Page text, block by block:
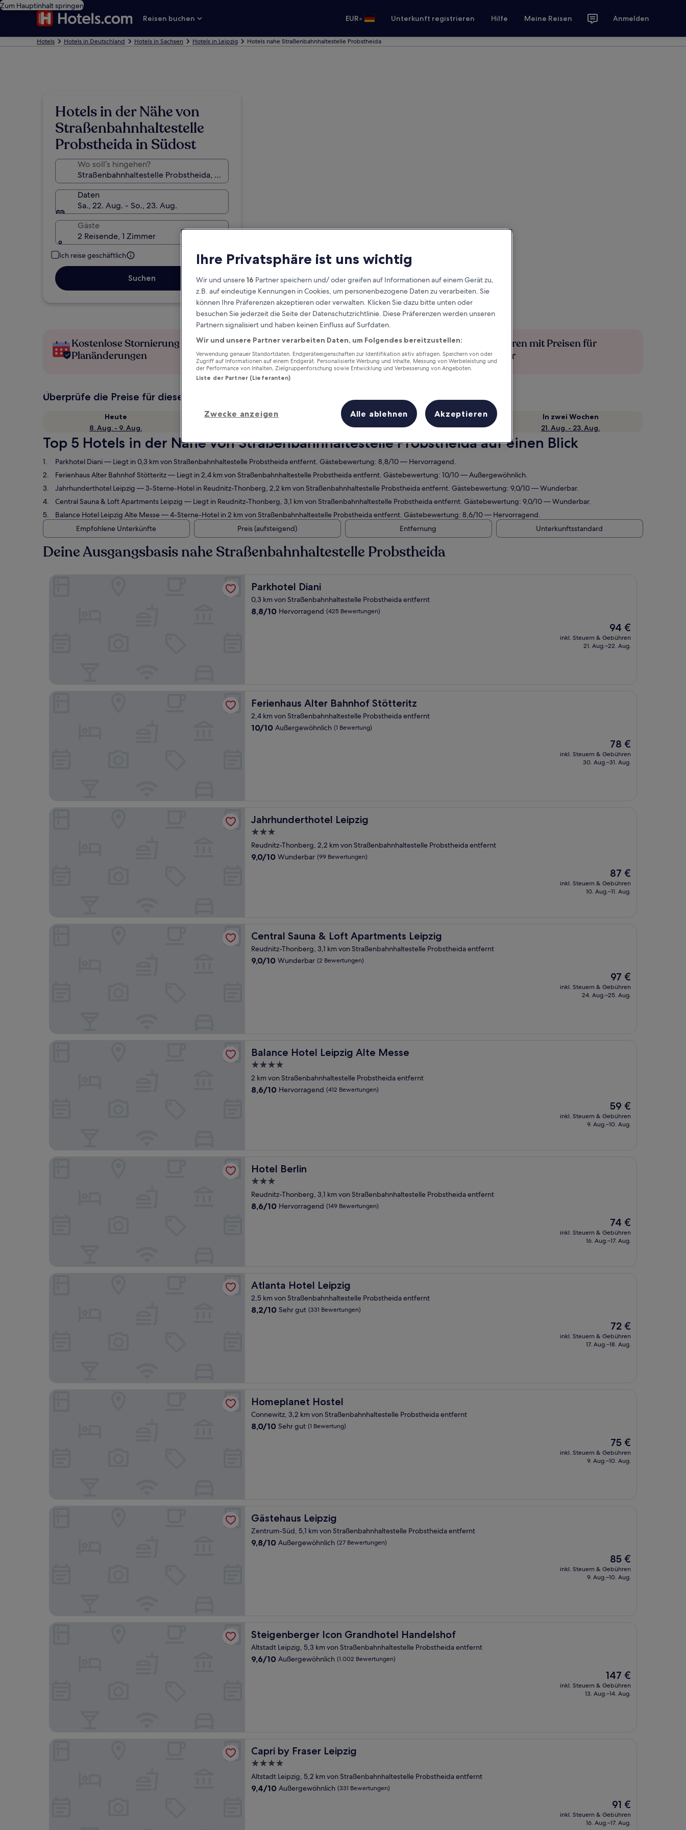
Zum Hauptinhalt springen
Reisen buchen
EUR• Unterkunft registrieren Hilfe Meine Reisen Anmelden
Hotels Hotels in Deutschland Hotels in Sachsen Hotels in Leipzig Hotels nahe Straßenbahnhaltestelle Probstheida
Hotels in der Nähe von
Straßenbahnhaltestelle
Probstheida in Südost
Wo soll’s hingehen?
Daten
Sa., 22. Aug. - So., 23. Aug.
Gäste
2 Reisende, 1 Zimmer
Ich reise geschäftlich
Suchen
Kostenlose Stornierung bei
Planänderungen
Verdiene Prämien für jede
wahrgenommene Übernachtung
Mehr sparen mit Preisen für
Mitglieder
Überprüfe die Preise für diese Daten
Heute
8. Aug. - 9. Aug.
Morgen
Nächstes Wochenende
14. Aug. - 16. Aug.
In zwei Wochen
21. Aug. - 23. Aug.
Top 5 Hotels in der Nähe von Straßenbahnhaltestelle Probstheida auf einen Blick
Parkhotel Diani— Liegt in 0,3 km von Straßenbahnhaltestelle Probstheida entfernt. Gästebewertung: 8,8/10 — Hervorragend.
Ferienhaus Alter Bahnhof Stötteritz— Liegt in 2,4 km von Straßenbahnhaltestelle Probstheida entfernt. Gästebewertung: 10/10 — Außergewöhnlich.
Jahrhunderthotel Leipzig — 3-Sterne-Hotel in Reudnitz-Thonberg, 2,2 km von Straßenbahnhaltestelle Probstheida entfernt. Gästebewertung: 9,0/10 — Wunderbar.
Central Sauna & Loft Apartments Leipzig — Liegt in Reudnitz-Thonberg, 3,1 km von Straßenbahnhaltestelle Probstheida entfernt. Gästebewertung: 9,0/10 — Wunderbar.
Balance Hotel Leipzig Alte Messe— 4-Sterne-Hotel in 2 km von Straßenbahnhaltestelle Probstheida entfernt. Gästebewertung: 8,6/10 — Hervorragend.
Empfohlene Unterkünfte
Preis (aufsteigend) Entfernung Unterkunftsstandard
Deine Ausgangsbasis nahe Straßenbahnhaltestelle Probstheida
Parkhotel Diani
Parkhotel Diani
0,3 km von Straßenbahnhaltestelle Probstheida entfernt
8.8
8,8/10 Hervorragend (425 Bewertungen)
Der
Preis
beträgt
94 €
inkl. Steuern & Gebühren
21. Aug.–22. Aug.
Ferienhaus Alter Bahnhof Stötteritz
Ferienhaus Alter Bahnhof Stötteritz
2,4 km von Straßenbahnhaltestelle Probstheida entfernt
10.0
10/10 Außergewöhnlich (1 Bewertung)
Der
Preis
beträgt
78 €
inkl. Steuern & Gebühren
30. Aug.–31. Aug.
Jahrhunderthotel Leipzig
Jahrhunderthotel Leipzig
3.0-
Sterne-
Unterkunft
Reudnitz-Thonberg, 2,2 km von Straßenbahnhaltestelle Probstheida entfernt
9.0
9,0/10 Wunderbar (99 Bewertungen)
Der
Preis
beträgt
87 €
inkl. Steuern & Gebühren
10. Aug.–11. Aug.
Central Sauna & Loft Apartments Leipzig
Central Sauna & Loft Apartments Leipzig
Reudnitz-Thonberg, 3,1 km von Straßenbahnhaltestelle Probstheida entfernt
9.0
9,0/10 Wunderbar (2 Bewertungen)
Der
Preis
beträgt
97 €
inkl. Steuern & Gebühren
24. Aug.–25. Aug.
Balance Hotel Leipzig Alte Messe
Balance Hotel Leipzig Alte Messe
4.0-
Sterne-
Unterkunft
2 km von Straßenbahnhaltestelle Probstheida entfernt
8.6
8,6/10 Hervorragend (412 Bewertungen)
Der
Preis
beträgt
59 €
inkl. Steuern & Gebühren
9. Aug.–10. Aug.
Hotel Berlin
Hotel Berlin
3.0-
Sterne-
Unterkunft
Reudnitz-Thonberg, 3,1 km von Straßenbahnhaltestelle Probstheida entfernt
8.6
8,6/10 Hervorragend (149 Bewertungen)
Der
Preis
beträgt
74 €
inkl. Steuern & Gebühren
16. Aug.–17. Aug.
Atlanta Hotel Leipzig
Atlanta Hotel Leipzig
2,5 km von Straßenbahnhaltestelle Probstheida entfernt
8.2
8,2/10 Sehr gut (331 Bewertungen)
Der
Preis
beträgt
72 €
inkl. Steuern & Gebühren
17. Aug.–18. Aug.
Homeplanet Hostel
Homeplanet Hostel
Connewitz, 3,2 km von Straßenbahnhaltestelle Probstheida entfernt
8.0
8,0/10 Sehr gut (1 Bewertung)
Der
Preis
beträgt
75 €
inkl. Steuern & Gebühren
9. Aug.–10. Aug.
Gästehaus Leipzig
Gästehaus Leipzig
Zentrum-Süd, 5,1 km von Straßenbahnhaltestelle Probstheida entfernt
9.8
9,8/10 Außergewöhnlich (27 Bewertungen)
Der
Preis
beträgt
85 €
inkl. Steuern & Gebühren
9. Aug.–10. Aug.
Steigenberger Icon Grandhotel Handelshof
Steigenberger Icon Grandhotel Handelshof
Altstadt Leipzig, 5,3 km von Straßenbahnhaltestelle Probstheida entfernt
9.6
9,6/10 Außergewöhnlich (1.002 Bewertungen)
Der
Preis
beträgt
147 €
inkl. Steuern & Gebühren
13. Aug.–14. Aug.
Capri by Fraser Leipzig
Capri by Fraser Leipzig
4.0-
Sterne-
Unterkunft
Altstadt Leipzig, 5,2 km von Straßenbahnhaltestelle Probstheida entfernt
9.4
9,4/10 Außergewöhnlich (331 Bewertungen)
Der
Preis
beträgt
91 €
inkl. Steuern & Gebühren
16. Aug.–17. Aug.
Ihre Privatsphäre ist uns wichtig
Wir und unsere16 Partner speichern und/ oder greifen auf Informationen auf einem Gerät zu,
z.B. auf eindeutige Kennungen in Cookies, um personenbezogene Daten zu verarbeiten. Sie
können Ihre Präferenzen akzeptieren oder verwalten. Klicken Sie dazu bitte unten oder
besuchen Sie jederzeit die Seite der Datenschutzrichtlinie. Diese Präferenzen werden unseren
Partnern signalisiert und haben keinen Einfluss auf Surfdaten.
Wir und unsere Partner verarbeiten Daten, um Folgendes bereitzustellen:
Verwendung genauer Standortdaten. Endgeräteeigenschaften zur Identifikation aktiv abfragen. Speichern von oder
Zugriff auf Informationen auf einem Endgerät. Personalisierte Werbung und Inhalte, Messung von Werbeleistung und
der Performance von Inhalten, Zielgruppenforschung sowie Entwicklung und Verbesserung von Angeboten.
Liste der Partner (Lieferanten)
Zwecke anzeigen Alle ablehnen Akzeptieren